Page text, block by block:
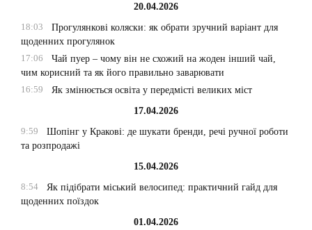
20.04.2026
18:03
Прогулянкові коляски: як обрати зручний варіант для
щоденних прогулянок
17:06
Чай пуер – чому він не схожий на жоден інший чай,
чим корисний та як його правильно заварювати
16:59
Як змінюється освіта у передмісті великих міст
17.04.2026
9:59
Шопінг у Кракові: де шукати бренди, речі ручної роботи
та розпродажі
15.04.2026
8:54
Як підібрати міський велосипед: практичний гайд для
щоденних поїздок
01.04.2026